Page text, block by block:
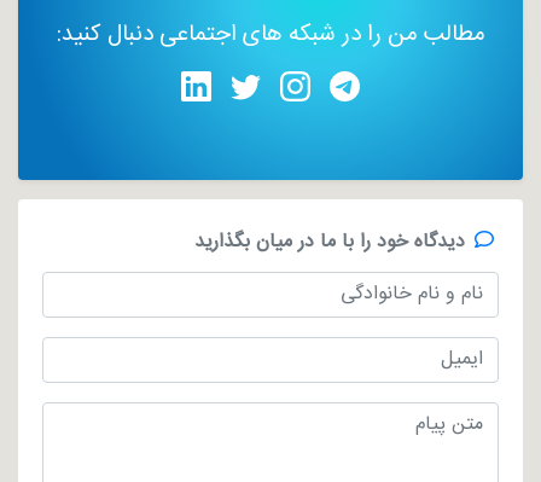
مطالب من را در شبکه های اجتماعی دنبال کنید:
دیدگاه خود را با ما در میان بگذارید